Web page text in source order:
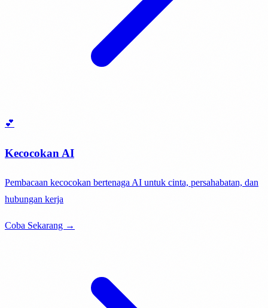
💕
Kecocokan AI
Pembacaan kecocokan bertenaga AI untuk cinta, persahabatan, dan
hubungan kerja
Coba Sekarang →